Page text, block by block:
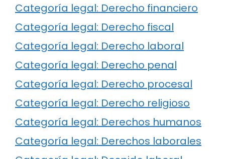
Categoría legal: Derecho financiero
Categoría legal: Derecho fiscal
Categoría legal: Derecho laboral
Categoría legal: Derecho penal
Categoría legal: Derecho procesal
Categoría legal: Derecho religioso
Categoría legal: Derechos humanos
Categoría legal: Derechos laborales